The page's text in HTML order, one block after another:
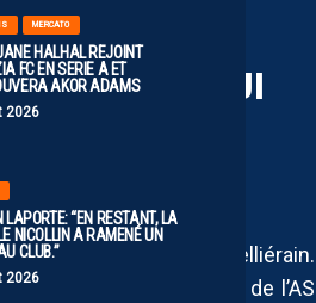
MERCATO
HALHAL REJOINT
FC EN SERIE A ET
AKOR ADAMS
2026
LAPORTE: “EN RESTANT, LA
NICOLLIN A RAMENÉ UN
CLUB.”
2026
QUI
le mercato montpelliérain.
au milieu de terrain de l’AS